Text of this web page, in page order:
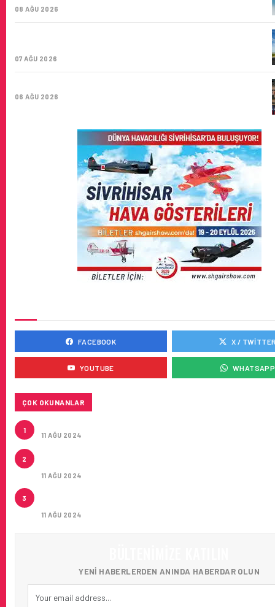
08 AĞU 2026
07 AĞU 2026
06 AĞU 2026
FACEBOOK X /
YOUTUBE WHATSAPP
ÇOK OKUNANLAR
1
11 AĞU 2024
2
11 AĞU 2024
3
11 AĞU 2024
YENI HABERLERDEN ANINDA HABERDAR OLUN